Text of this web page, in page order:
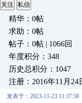
关注 私信
精华：0帖
求助：0帖
帖子：0帖 | 1066回
年度积分：348
历史总积分：1047
注册：2016年11月24
发表于：2023-11-23 11:37:58